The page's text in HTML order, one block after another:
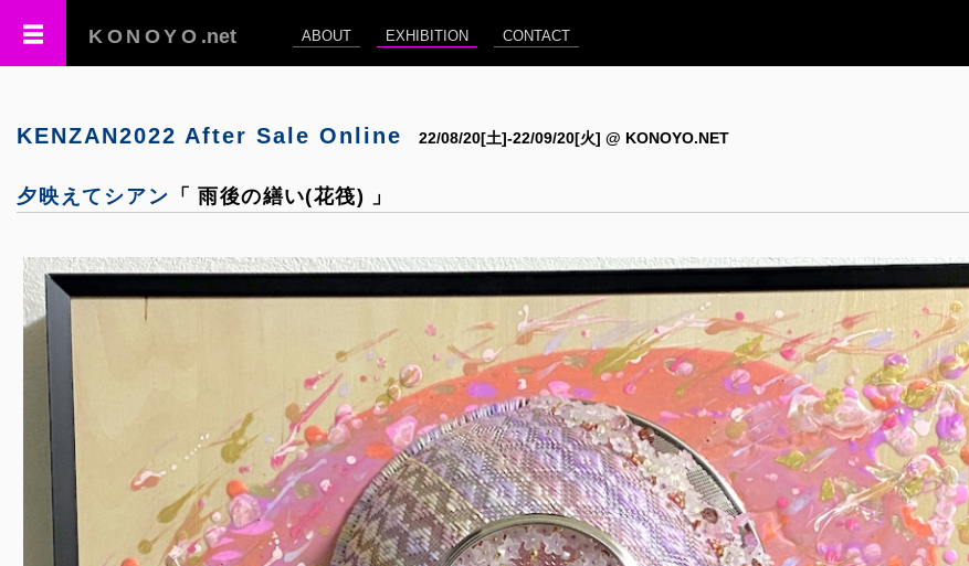
KONOYO .net ABOUT EXHIBITION CONTACT
KENZAN2022 After Sale Online 22/08/20[土]-22/09/20[火] @ KONOYO.NET
夕映えてシアン 「 雨後の繕い(花筏) 」